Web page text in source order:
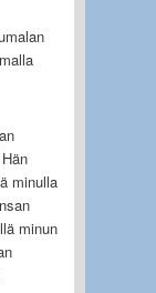
minulla
minun